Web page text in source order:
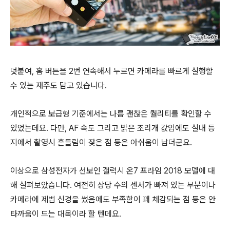
덧붙여, 홈 버튼을 2번 연속해서 누르면 카메라를 빠르게 실행할
수 있는 재주도 담고 있습니다.
개인적으로 보급형 기준에서는 나름 괜찮은 퀄리티를 확인할 수
있었는데요. 다만, AF 속도 그리고 밝은 조리개 값임에도 실내 등
지에서 촬영시 흔들림이 잦은 점 등은 아쉬움이 남더군요.
이상으로 삼성전자가 선보인 갤럭시 온7 프라임 2018 모델에 대
해 살펴보았습니다. 여전히 상당 수의 센서가 빠져 있는 부분이나
카메라에 제법 신경을 썼음에도 부족함이 꽤 체감되는 점 등은 안
타까움이 드는 대목이라 할 텐데요.